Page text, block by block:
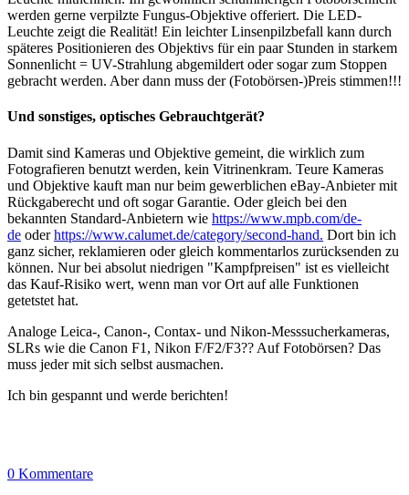
werden gerne verpilzte Fungus-Objektive offeriert. Die LED-
Leuchte zeigt die Realität! Ein leichter Linsenpilzbefall kann durch
späteres Positionieren des Objektivs für ein paar Stunden in starkem
Sonnenlicht = UV-Strahlung abgemildert oder sogar zum Stoppen
gebracht werden. Aber dann muss der (Fotobörsen-)Preis stimmen!!!
Und sonstiges, optisches Gebrauchtgerät?
Damit sind Kameras und Objektive gemeint, die wirklich zum
Fotografieren benutzt werden, kein Vitrinenkram. Teure Kameras
und Objektive kauft man nur beim gewerblichen eBay-Anbieter mit
Rückgaberecht und oft sogar Garantie. Oder gleich bei den
bekannten Standard-Anbietern wie https://www.mpb.com/de-
de oderhttps://www.calumet.de/category/second-hand. Dort bin ich
ganz sicher, reklamieren oder gleich kommentarlos zurücksenden zu
können. Nur bei absolut niedrigen "Kampfpreisen" ist es vielleicht
das Kauf-Risiko wert, wenn man vor Ort auf alle Funktionen
getetstet hat.
Analoge Leica-, Canon-, Contax- und Nikon-Messsucherkameras,
SLRs wie die Canon F1, Nikon F/F2/F3?? Auf Fotobörsen? Das
muss jeder mit sich selbst ausmachen.
Ich bin gespannt und werde berichten!
0 Kommentare